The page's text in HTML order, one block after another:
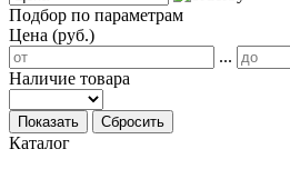
Подбор по параметрам
Цена (руб.)
...
Наличие товара
Показать Сбросить
Каталог